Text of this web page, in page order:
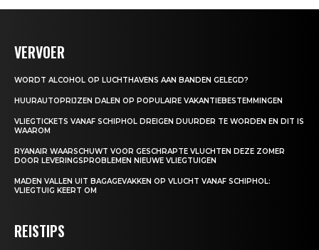
VERVOER
WORDT ALCOHOL OP LUCHTHAVENS AAN BANDEN GELEGD?
HUURAUTOPRIJZEN DALEN OP POPULAIRE VAKANTIEBESTEMMINGEN
VLIEGTICKETS VANAF SCHIPHOL DREIGEN DUURDER TE WORDEN EN DIT IS
WAAROM
RYANAIR WAARSCHUWT VOOR GESCHRAPTE VLUCHTEN DEZE ZOMER
DOOR LEVERINGSPROBLEMEN NIEUWE VLIEGTUIGEN
MADEN VALLEN UIT BAGAGEVAKKEN OP VLUCHT VANAF SCHIPHOL:
VLIEGTUIG KEERT OM
REISTIPS